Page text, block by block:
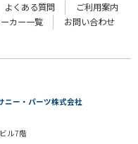
よくある質問
ご利用案内
カー一覧
お問い合わせ
ニー・パーツ株式会社
ル7階